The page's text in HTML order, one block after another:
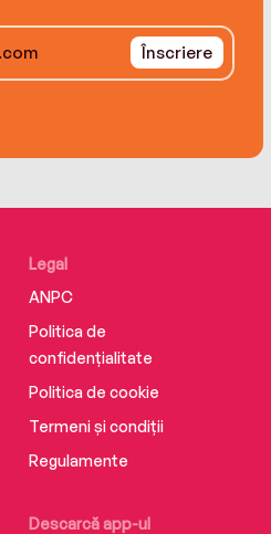
Înscriere
Descarcă app-ul
Legal
ANPC
Politica de
confidențialitate
Politica de cookie
Termeni și condiții
Regulamente